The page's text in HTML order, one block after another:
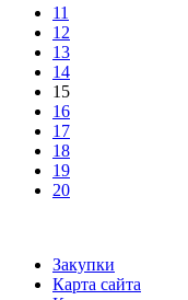
11
12
13
14
15
16
17
18
19
20
Закупки
Карта сайта